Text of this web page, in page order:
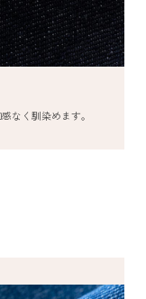
なく馴染めます。